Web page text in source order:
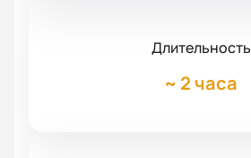
Длительность
~ 2 часа